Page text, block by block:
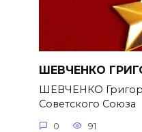
ШЕВЧЕНКО
ШЕВЧЕНКО
Советского Союза
0 91